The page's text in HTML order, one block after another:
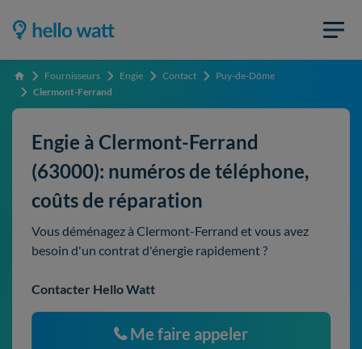
Accueil Fournisseurs Engie Contact
Puy-de-Dôme
Clermont-Ferrand
Engie à Clermont-Ferrand
(63000): numéros de téléphone,
coûts de réparation
Vous déménagez à Clermont-Ferrand et vous avez
besoin d'un contrat d'énergie rapidement ?
Contacter Hello Watt
Me faire appeler